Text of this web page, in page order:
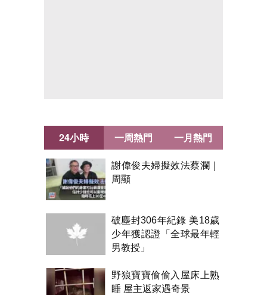
24小時
謝偉俊夫婦擬效法蔡瀾｜
周顯
破塵封306年紀錄 美18歲
少年獲認證「全球最年輕
男教授」
野狼寶寶偷偷入屋床上熟
睡 屋主返家遇奇景
一周熱門 一月熱門